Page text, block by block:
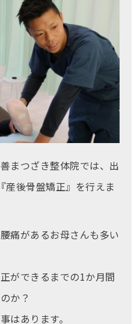
まつざき整体院では、出
産後骨盤矯正』を行えま
痛があるお母さんも多い
ができるまでの1か月間
か？
はあります。